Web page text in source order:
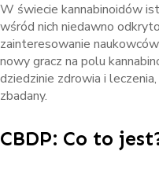
W świecie kannabinoidów
wśród nich niedawno
zainteresowanie
nowy gracz na polu
dziedzinie zdrowia i
zbadany.
CBDP: Co to